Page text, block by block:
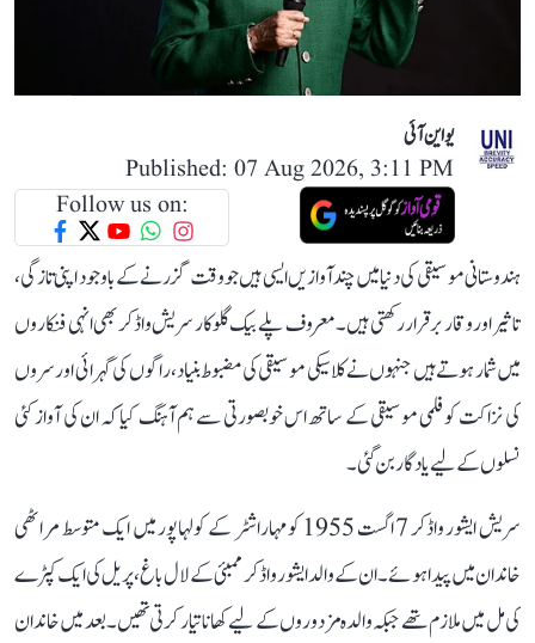
یو این آئی
Published: 07 Aug 2026, 3:11 PM
Follow us on:
ہندوستانی موسیقی کی دنیا میں چند آوازیں ایسی ہیں جو وقت گزرنے کے باوجود اپنی تازگی،
تاثیر اور وقار برقرار رکھتی ہیں۔ معروف پلے بیک گلوکار سریش واڈکر بھی انہی فنکاروں
میں شمار ہوتے ہیں جنہوں نے کلاسیکی موسیقی کی مضبوط بنیاد، راگوں کی گہرائی اور سروں
کی نزاکت کو فلمی موسیقی کے ساتھ اس خوبصورتی سے ہم آہنگ کیا کہ ان کی آواز کئی
نسلوں کے لیے یادگار بن گئی۔
سریش ایشور واڈکر 7 اگست 1955 کو مہاراشٹر کے کولہاپور میں ایک متوسط مراٹھی
خاندان میں پیدا ہوئے۔ ان کے والد ایشور واڈکر ممبئی کے لال باغ، پریل کی ایک کپڑے
کی مل میں ملازم تھے جبکہ والدہ مزدوروں کے لیے کھانا تیار کرتی تھیں۔ بعد میں خاندان